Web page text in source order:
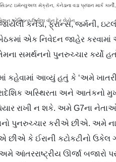
ઇમૅન્યુઅલ મૅક્રૉન, કૅનેડાના વડા પ્રધાન માર્ક
પ્રેસિડન્ટ ઉર્સુલા વૉન દેર લેયેન.
કૅનેડા, ફ્રાન્સ, જર્મની,
એક નિવેદન જાહેર
સમર્થનનો પુનરુચ્ચાર કર્યો
કહેવામાં આવ્યું હતું કે ‘અમે
અસ્થિરતા અને આતંકનો
રાખી ન શકે. અમે G7ના
પુનરુચ્ચાર કરીએ છીએ. અમે
છીએ કે ઈરાની કટોકટીનો ઉકેલ
આંતરરાષ્ટ્રીય ઊર્જા બજારો